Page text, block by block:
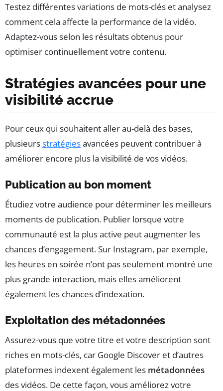
Testez différentes variations de mots-clés et analysez
comment cela affecte la performance de la vidéo.
Adaptez-vous selon les résultats obtenus pour
optimiser continuellement votre contenu.
Stratégies avancées pour une
visibilité accrue
Pour ceux qui souhaitent aller au-delà des bases,
plusieursstratégiesavancées peuvent contribuer à
améliorer encore plus la visibilité de vos vidéos.
Publication au bon moment
Étudiez votre audience pour déterminer les meilleurs
moments de publication. Publier lorsque votre
communauté est la plus active peut augmenter les
chances d’engagement. Sur Instagram, par exemple,
les heures en soirée n’ont pas seulement montré une
plus grande interaction, mais elles améliorent
également les chances d’indexation.
Exploitation des métadonnées
Assurez-vous que votre titre et votre description sont
riches en mots-clés, car Google Discover et d’autres
plateformes indexent également les métadonnées
des vidéos. De cette façon, vous améliorez votre